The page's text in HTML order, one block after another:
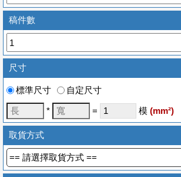
稿件數
尺寸
標準尺寸 自定尺寸
* = 模 (mm²)
取貨方式